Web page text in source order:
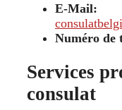
E-Mail:
Numéro de
Services
consulat